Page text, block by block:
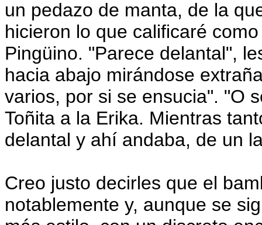
un pedazo de manta, de la
hicieron lo que calificaré
Pingüino. "Parece delantal",
hacia abajo mirándose
varios, por si se ensucia". "O
Toñita a la Erika. Mientras
delantal y ahí andaba, de un
Creo justo decirles que el
notablemente y, aunque se